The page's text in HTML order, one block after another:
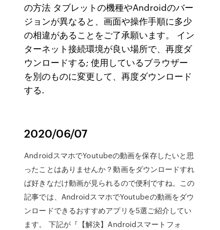
の方法 タブレットの機種やAndroidのバー
ジョンが異なると、画面や操作手順に多少
の相違があることをご了承願います。 イン
ターネット接続環境が良い場所で、再度ダ
ウンロードする; 使用しているブラウザー
を別のものに変更して、再度ダウンロード
する.
2020/06/07
AndroidスマホでYoutubeの動画を保存したいと思
ったことはありませんか？動画をダウンロードすれ
ば好きなだけ動画が見られるので便利ですね。この
記事では、AndroidスマホでYoutubeの動画をダウ
ンロードできるおすすめアプリを5選ご紹介してい
ます。 下記が『【解決】Androidスマートフォ